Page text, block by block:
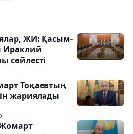
ЖИ: Қасым-
Ираклий
сөйлесті
Тоқаевтың
жариялады